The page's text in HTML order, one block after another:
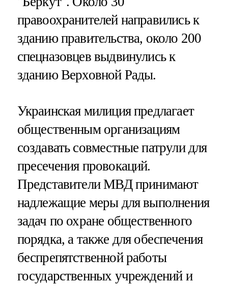
правоохранителей направились к
зданию правительства, около 200
спецназовцев выдвинулись к
зданию Верховной Рады.
Украинская милиция предлагает
общественным организациям
создавать совместные патрули для
пресечения провокаций.
Представители МВД принимают
надлежащие меры для выполнения
задач по охране общественного
порядка, а также для обеспечения
беспрепятственной работы
государственных учреждений и